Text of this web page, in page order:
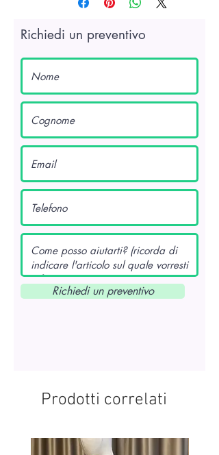
Misure 33x39 cm, lunghezza manici 65
Richiedi un preventivo
Richiedi un preventivo
Prodotti correlati